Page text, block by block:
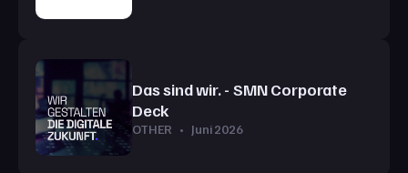
Das sind wir. - SMN Corporate
Deck
OTHER • Juni 2026